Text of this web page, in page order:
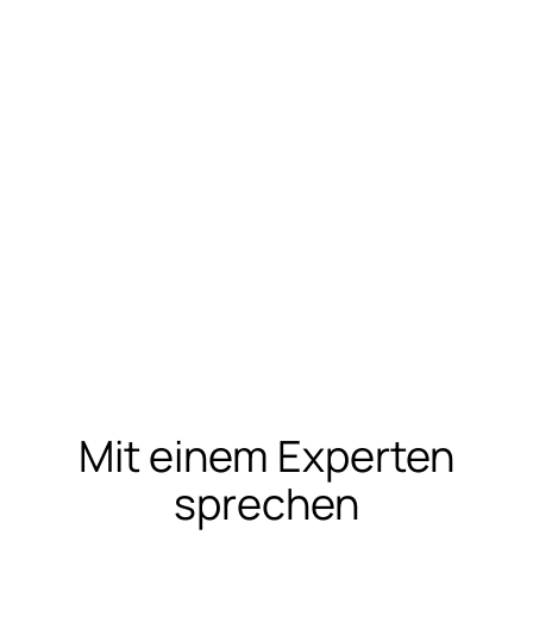
Mit einem Experten
sprechen